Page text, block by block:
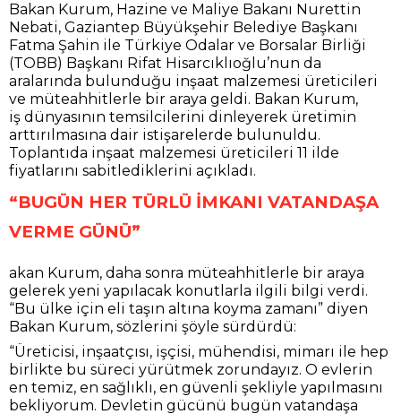
Bakan Kurum, Hazine ve Maliye Bakanı Nurettin
Nebati, Gaziantep Büyükşehir Belediye Başkanı
Fatma Şahin ile Türkiye Odalar ve Borsalar Birliği
(TOBB) Başkanı Rifat Hisarcıklıoğlu’nun da
aralarında bulunduğu inşaat malzemesi üreticileri
ve müteahhitlerle bir araya geldi. Bakan Kurum,
iş dünyasının temsilcilerini dinleyerek üretimin
arttırılmasına dair istişarelerde bulunuldu.
Toplantıda inşaat malzemesi üreticileri 11 ilde
fiyatlarını sabitlediklerini açıkladı.
“BUGÜN HER TÜRLÜ İMKANI VATANDAŞA
VERME GÜNÜ”
akan Kurum, daha sonra müteahhitlerle bir araya
gelerek yeni yapılacak konutlarla ilgili bilgi verdi.
“Bu ülke için eli taşın altına koyma zamanı” diyen
Bakan Kurum, sözlerini şöyle sürdürdü:
“Üreticisi, inşaatçısı, işçisi, mühendisi, mimarı ile hep
birlikte bu süreci yürütmek zorundayız. O evlerin
en temiz, en sağlıklı, en güvenli şekliyle yapılmasını
bekliyorum. Devletin gücünü bugün vatandaşa